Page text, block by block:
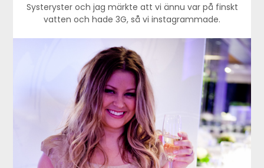
Systeryster och jag märkte att vi ännu var på finskt
vatten och hade 3G, så vi instagrammade.